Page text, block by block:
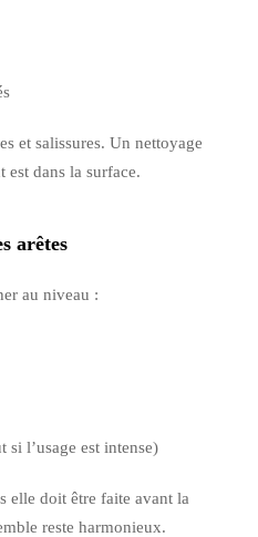
et salissures. Un nettoyage
est dans la surface.
arêtes
au niveau :
si l’usage est intense)
elle doit être faite avant la
reste harmonieux.